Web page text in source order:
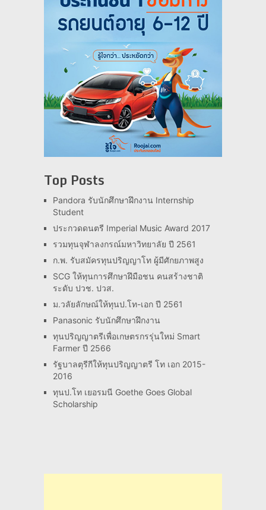
Top Posts
Pandora รับนักศึกษาฝึกงาน Internship
Student
ประกวดดนตรี Imperial Music Award 2017
รวมทุนจุฬาลงกรณ์มหาวิทยาลัย ปี 2561
ก.พ. รับสมัครทุนปริญญาโท ผู้มีศักยภาพสูง
SCG ให้ทุนการศึกษาฝึมือชน คนสร้างชาติ
ระดับ ปวช. ปวส.
ม.วลัยลักษณ์ให้ทุนป.โท-เอก ปี 2561
Panasonic รับนักศึกษาฝึกงาน
ทุนปริญญาตรีเพื่อเกษตรกรรุ่นใหม่ Smart
Farmer ปี 2566
รัฐบาลตุรีกีให้ทุนปริญญาตรี โท เอก 2015-
2016
ทุนป.โท เยอรมนี Goethe Goes Global
Scholarship